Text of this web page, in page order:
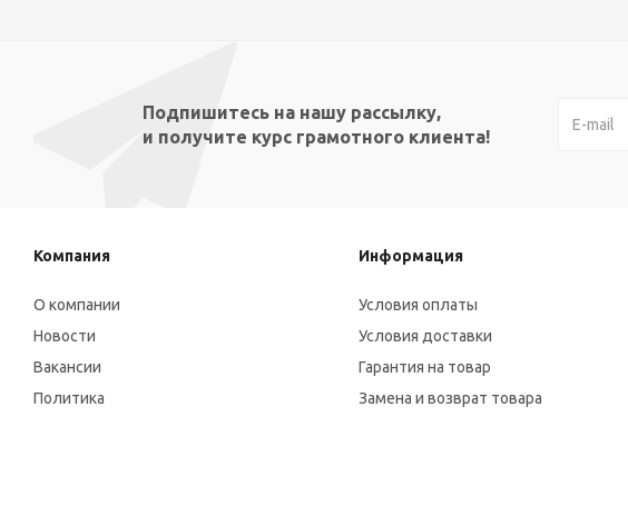
Подпишитесь на нашу рассылку,
и получите курс грамотного клиента!
Компания
О компании
Новости
Вакансии
Политика
Информация
Условия оплаты
Условия доставки
Гарантия на товар
Замена и возврат товара